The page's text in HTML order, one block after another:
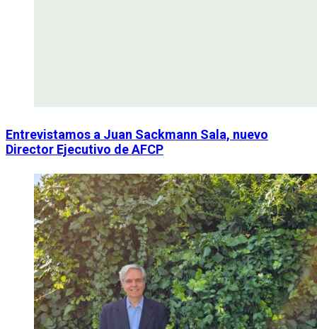
Entrevistamos a Juan Sackmann Sala, nuevo
Director Ejecutivo de AFCP